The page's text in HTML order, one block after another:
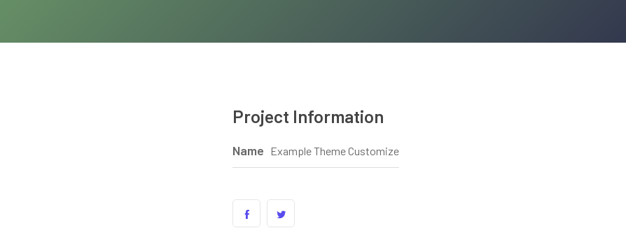
Project Information
Name Example Theme Customize